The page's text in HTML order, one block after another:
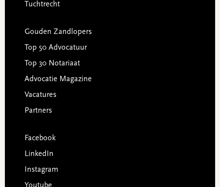
Tuchtrecht
Gouden Zandlopers
Top 50 Advocatuur
Top 30 Notariaat
Advocatie Magazine
Vacatures
Partners
Facebook
LinkedIn
Instagram